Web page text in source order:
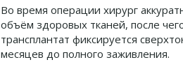
Во время операции хирург
объём здоровых тканей, после
трансплантат фиксируется
месяцев до полного заживления.